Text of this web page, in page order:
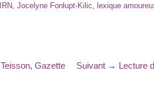
, Jocelyne Fonlupt-Kilic, lexique
Gazette
Suivant → Article
Lecture